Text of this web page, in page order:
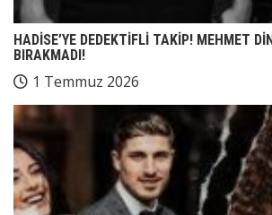
HADİSE’YE DEDEKTİFLİ TAKİP! MEHMET
BIRAKMADI!
1 Temmuz 2026